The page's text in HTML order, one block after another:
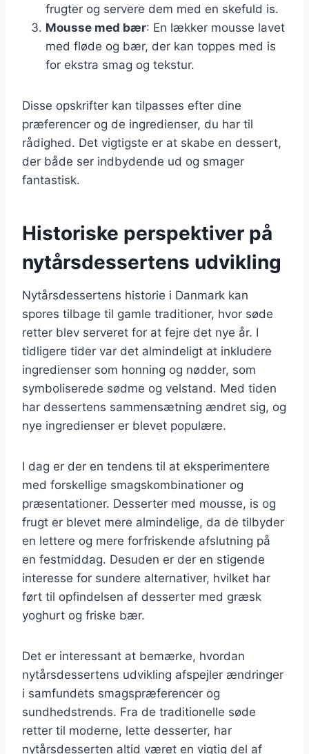
frugter og servere dem med en skefuld is.
Mousse med bær: En lækker mousse lavet
med fløde og bær, der kan toppes med is
for ekstra smag og tekstur.
Disse opskrifter kan tilpasses efter dine
præferencer og de ingredienser, du har til
rådighed. Det vigtigste er at skabe en dessert,
der både ser indbydende ud og smager
fantastisk.
Historiske perspektiver på
nytårsdessertens udvikling
Nytårsdessertens historie i Danmark kan
spores tilbage til gamle traditioner, hvor søde
retter blev serveret for at fejre det nye år. I
tidligere tider var det almindeligt at inkludere
ingredienser som honning og nødder, som
symboliserede sødme og velstand. Med tiden
har dessertens sammensætning ændret sig, og
nye ingredienser er blevet populære.
I dag er der en tendens til at eksperimentere
med forskellige smagskombinationer og
præsentationer. Desserter med mousse, is og
frugt er blevet mere almindelige, da de tilbyder
en lettere og mere forfriskende afslutning på
en festmiddag. Desuden er der en stigende
interesse for sundere alternativer, hvilket har
ført til opfindelsen af desserter med græsk
yoghurt og friske bær.
Det er interessant at bemærke, hvordan
nytårsdessertens udvikling afspejler ændringer
i samfundets smagspræferencer og
sundhedstrends. Fra de traditionelle søde
retter til moderne, lette desserter, har
nytårsdesserten altid været en vigtig del af